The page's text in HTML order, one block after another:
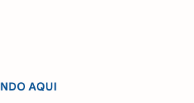
AQUI